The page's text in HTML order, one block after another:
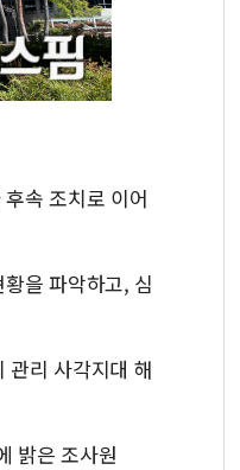
속 조치로 이어
을 파악하고, 심
관리 사각지대 해
밝은 조사원